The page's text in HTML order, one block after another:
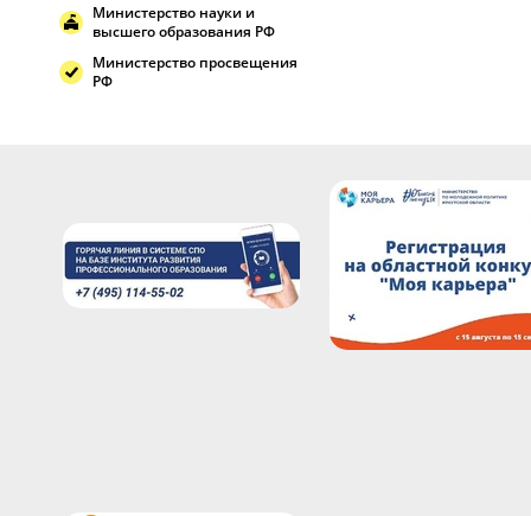
Министерство науки и
высшего образования РФ
Министерство просвещения
РФ